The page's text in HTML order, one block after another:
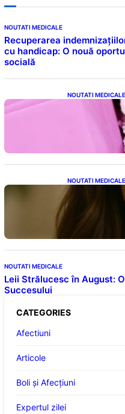
NOUTATI MEDICALE
Recuperarea
cu handicap: O nouă
socială
NOUTATI MEDICALE
a riscurilor
NOUTATI MEDICALE
Ceaiul –
Descoperiri
consumului
NOUTATI MEDICALE
Leii Strălucesc în August:
Succesului
CATEGORIES
Afectiuni
Articole
Boli și Afecțiuni
Expertul zilei